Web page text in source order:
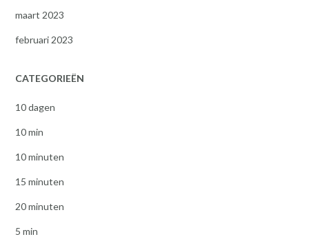
maart 2023
februari 2023
CATEGORIEËN
10 dagen
10 min
10 minuten
15 minuten
20 minuten
5 min